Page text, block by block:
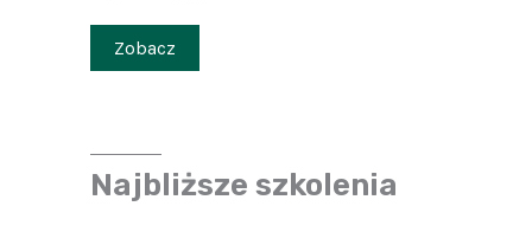
Zobacz
Najbliższe szkolenia